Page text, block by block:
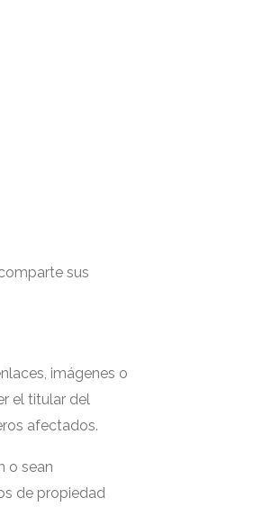
sus
imágenes o
el titular del
afectados.
o sean
de propiedad